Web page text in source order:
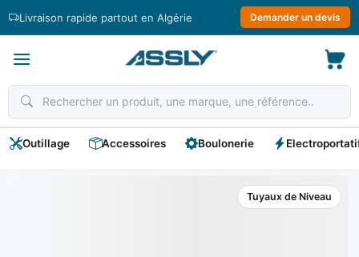
Livraison rapide partout en Algérie Demander un devis
Outillage Accessoires Boulonerie
Tuyaux de Niveau